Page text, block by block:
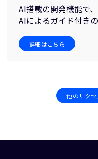
AI搭載の開発機能で
AIによるガイド付き
詳細はこちら
他のサク